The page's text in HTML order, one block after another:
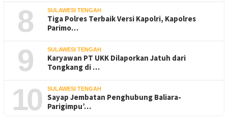
8 SULAWESI TENGAH
Tiga Polres Terbaik Versi Kapolri, Kapolres
Parimo…
9 SULAWESI TENGAH
Karyawan PT UKK Dilaporkan Jatuh dari
Tongkang di …
10 SULAWESI TENGAH
Sayap Jembatan Penghubung Baliara-
Parigimpu’…